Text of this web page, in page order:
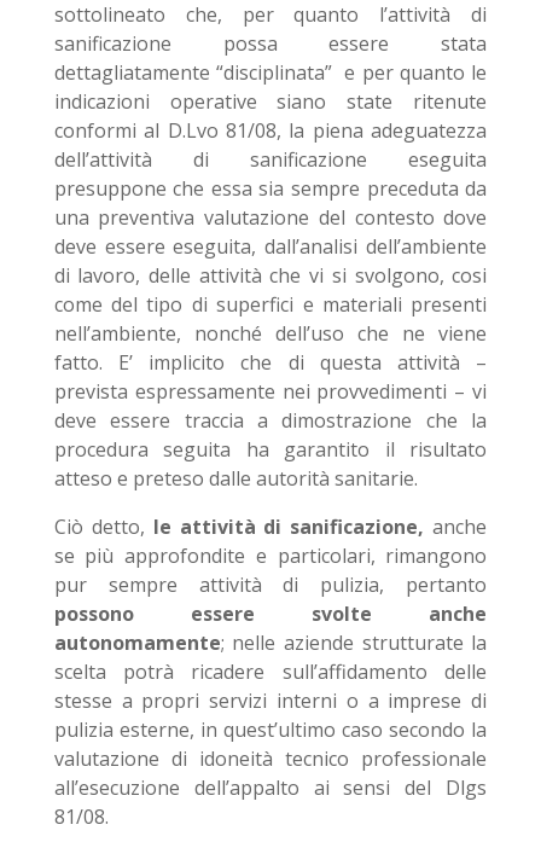
sottolineato che, per quanto l’attività di
sanificazione possa essere stata
dettagliatamente “disciplinata” e per quanto le
indicazioni operative siano state ritenute
conformi al D.Lvo 81/08, la piena adeguatezza
dell’attività di sanificazione eseguita
presuppone che essa sia sempre preceduta da
una preventiva valutazione del contesto dove
deve essere eseguita, dall’analisi dell’ambiente
di lavoro, delle attività che vi si svolgono, cosi
come del tipo di superfici e materiali presenti
nell’ambiente, nonché dell’uso che ne viene
fatto. E’ implicito che di questa attività –
prevista espressamente nei provvedimenti – vi
deve essere traccia a dimostrazione che la
procedura seguita ha garantito il risultato
atteso e preteso dalle autorità sanitarie.
Ciò detto, le attività di sanificazione,anche
se più approfondite e particolari, rimangono
pur sempre attività di pulizia, pertanto
possono essere svolte anche
autonomamente; nelle aziende strutturate la
scelta potrà ricadere sull’affidamento delle
stesse a propri servizi interni o a imprese di
pulizia esterne, in quest’ultimo caso secondo la
valutazione di idoneità tecnico professionale
all’esecuzione dell’appalto ai sensi del Dlgs
81/08.